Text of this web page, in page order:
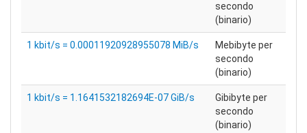
secondo
(binario)
1 kbit/s = 0.00011920928955078 MiB/s
Mebibyte per
secondo
(binario)
1 kbit/s = 1.1641532182694E-07 GiB/s
Gibibyte per
secondo
(binario)